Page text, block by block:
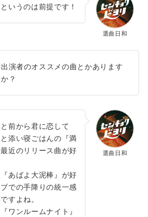
選曲日和
いうのは前提です！
出演者のオススメの曲とかあります
か？
選曲日和
前から君に恋して
添い寝ごはんの『満
近のリリース曲が好
あばよ大泥棒』が好
での手降りの統一感
すよね。
ワンルームナイト』